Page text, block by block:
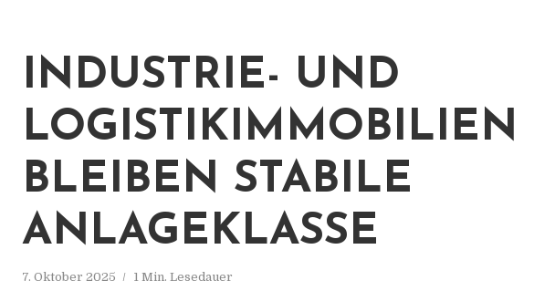
INDUSTRIE- UND
LOGISTIKIMMOBILIEN
BLEIBEN STABILE
ANLAGEKLASSE
7. Oktober 2025 1 Min. Lesedauer